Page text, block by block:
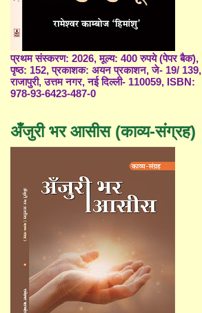
प्रथम संस्करण: 2026, मूल्य: 400 रुपये (पेपर बैक),
पृष्ठ: 152, प्रकाशक: अयन प्रकाशन, जे- 19/ 139,
राजापुरी, उत्तम नगर, नई दिल्ली- 110059, ISBN:
978-93-6423-487-0
अँजुरी भर आसीस (काव्य-संग्रह)